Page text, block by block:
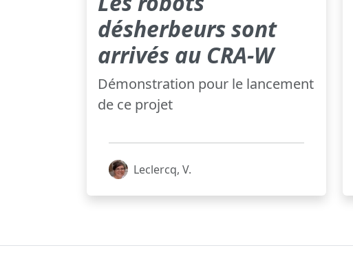
désherbeurs sont
arrivés au CRA-W
Démonstration pour le lancement
de ce projet
Leclercq, V.